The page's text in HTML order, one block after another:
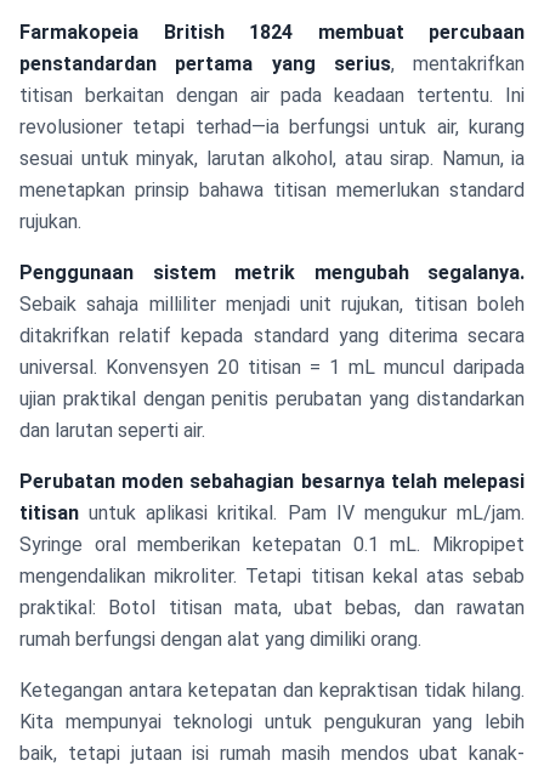
Farmakopeia British 1824 membuat percubaan
penstandardan pertama yang serius, mentakrifkan
titisan berkaitan dengan air pada keadaan tertentu. Ini
revolusioner tetapi terhad—ia berfungsi untuk air, kurang
sesuai untuk minyak, larutan alkohol, atau sirap. Namun, ia
menetapkan prinsip bahawa titisan memerlukan standard
rujukan.
Penggunaan sistem metrik mengubah segalanya.
Sebaik sahaja milliliter menjadi unit rujukan, titisan boleh
ditakrifkan relatif kepada standard yang diterima secara
universal. Konvensyen 20 titisan = 1 mL muncul daripada
ujian praktikal dengan penitis perubatan yang distandarkan
dan larutan seperti air.
Perubatan moden sebahagian besarnya telah melepasi
titisan untuk aplikasi kritikal. Pam IV mengukur mL/jam.
Syringe oral memberikan ketepatan 0.1 mL. Mikropipet
mengendalikan mikroliter. Tetapi titisan kekal atas sebab
praktikal: Botol titisan mata, ubat bebas, dan rawatan
rumah berfungsi dengan alat yang dimiliki orang.
Ketegangan antara ketepatan dan kepraktisan tidak hilang.
Kita mempunyai teknologi untuk pengukuran yang lebih
baik, tetapi jutaan isi rumah masih mendos ubat kanak-